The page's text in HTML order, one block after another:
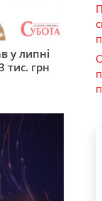
у липні
тис. грн